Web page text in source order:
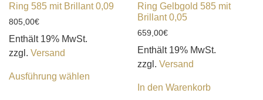
Ring 585 mit Brillant 0,09
805,00€
Enthält 19% MwSt.
zzgl. Versand
Ausführung wählen
Ring Gelbgold 585 mit
Brillant 0,05
659,00€
Enthält 19% MwSt.
zzgl. Versand
In den Warenkorb